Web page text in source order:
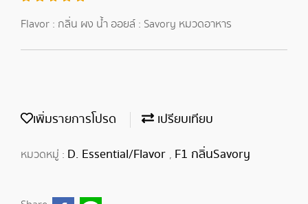
Flavor : กลิ่น ผง น้ำ ออยล์ : Savory หมวดอาหาร
เพิ่มรายการโปรด เปรียบเทียบ
หมวดหมู่ : D. Essential/Flavor , F1 กลิ่นSavory